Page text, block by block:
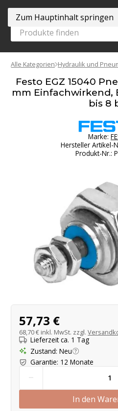
Zum Hauptinhalt springen
Alle Kategorien Hydraulik und
Festo EGZ 15040
mm Einfachwirkend,
bis 8
Marke:
Hersteller Artikel-
Produkt-Nr.:
Produktangebot
57,73 €
68,70 € inkl. MwSt. zzgl.
Lieferzeit ca. 1 Tag
Zustand: Neu
Garantie: 12 Monate
-
In den